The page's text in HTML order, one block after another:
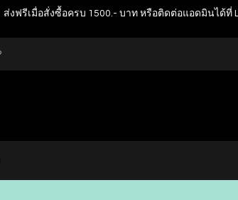
ส่งฟรีเมื่อสั่งซื้อครบ 1500.- บาท หรือติดต่อแอดมินได้ที่